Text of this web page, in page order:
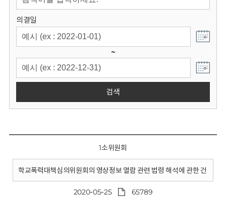
의결일
~
검색
1소위원회
학교폭력대책심의위원회의 영상정보 열람 관련 법령 해석에 관한 건
2020-05-25 65789